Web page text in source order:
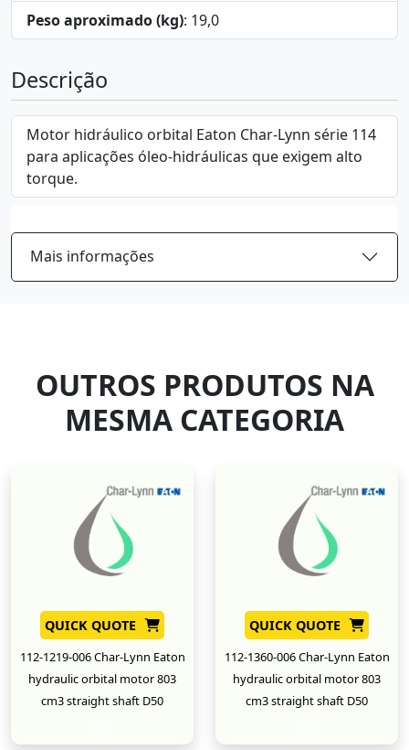
Peso aproximado (kg): 19,0
Descrição
Motor hidráulico orbital Eaton Char-Lynn série 114
para aplicações óleo-hidráulicas que exigem alto
torque.
Mais informações
OUTROS PRODUTOS NA
MESMA CATEGORIA
QUICK QUOTE
112-1219-006 Char-Lynn Eaton
hydraulic orbital motor 803
cm3 straight shaft D50
QUICK QUOTE
112-1360-006 Char-Lynn Eaton
hydraulic orbital motor 803
cm3 straight shaft D50